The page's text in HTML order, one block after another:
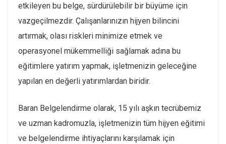
etkileyen bu belge, sürdürülebilir bir büyüme için
vazgeçilmezdir. Çalışanlarınızın hijyen bilincini
artırmak, olası riskleri minimize etmek ve
operasyonel mükemmelliği sağlamak adına bu
eğitimlere yatırım yapmak, işletmenizin geleceğine
yapılan en değerli yatırımlardan biridir.
Baran Belgelendirme olarak, 15 yılı aşkın tecrübemiz
ve uzman kadromuzla, işletmenizin tüm hijyen eğitimi
ve belgelendirme ihtiyaçlarını karşılamak için